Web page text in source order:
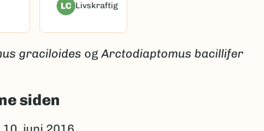
LC Livskraftig
graciloides og Arctodiaptomus bacillifer
siden